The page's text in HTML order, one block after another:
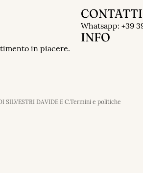
in piacere.
CONTATTI
Whatsapp: +39
INFO
SILVESTRI DAVIDE E C.Termini e politiche
Informativa sulla privacy
Informativa sui rimborsi
Termini e condizioni del